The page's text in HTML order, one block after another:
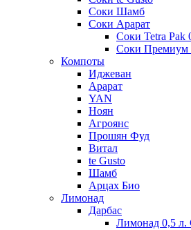
Соки Шамб
Соки Арарат
Соки Tetra Pak
Соки Премиум
Компоты
Иджеван
Арарат
YAN
Ноян
Агроянс
Прошян Фуд
Витал
te Gusto
Шамб
Арцах Био
Лимонад
Дарбас
Лимонад 0,5 л.